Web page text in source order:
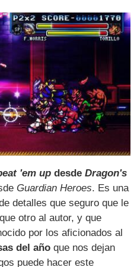
'em up desdeDragon's
Guardian Heroes. Es una
detalles que seguro que le
otro al autor, y que
por los aficionados al
del año que nos dejan
puede hacer este